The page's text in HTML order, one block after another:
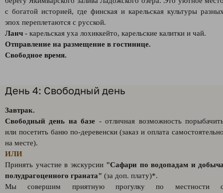
с богатой историей, где финская и карельская культуры
эпох переплетаются с русской.
Ланч - карельская уха лохиккейто, карельские калитки и чай.
Отправление на размещение в гостинице.
Свободное время.
День 4: Свободный день
Завтрак.
Свободный день на базе - отличная возможность
или посетить баню по-деревенски (заказ и оплата
на месте).
ИЛИ
Принять участие в экскурсии "Сафари по водопадам и
полудрагоценного граната" (за доп. плату)*.
Мы совершим приятную прогулку по местности